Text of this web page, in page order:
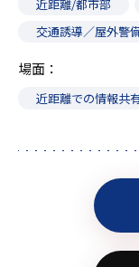
近距離/都市部
交通誘導／屋外警
場面
近距離での情報共